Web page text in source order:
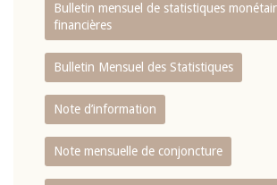
Bulletin mensuel de statistiques
financières
Bulletin Mensuel des Statistiques
Note d’information
Note mensuelle de conjoncture